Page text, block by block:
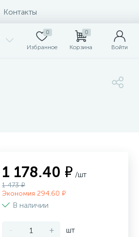
Контакты
0
Избранное
0
Корзина Войти
1 178.40 ₽ /шт
1 473 ₽
Экономия 294.60 ₽
В наличии
- + шт